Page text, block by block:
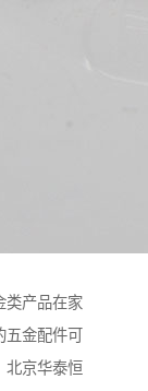
类产品在家
金配件可
北京华泰恒